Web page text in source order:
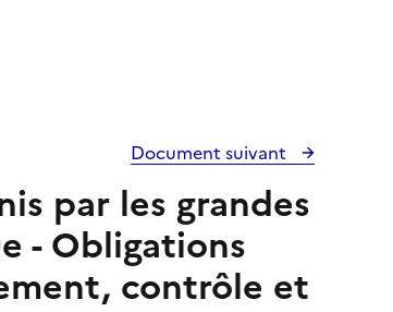
Document suivant
par les grandes
- Obligations
contrôle et